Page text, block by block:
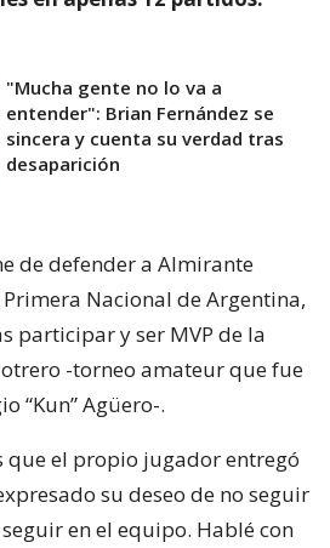
"Mucha gente no lo va a
entender": Brian Fernández se
sincera y cuenta su verdad tras
desaparición
de defender a Almirante
Nacional de Argentina,
participar y ser MVP de la
-torneo amateur que fue
“Kun” Agüero-.
que el propio jugador entregó
su deseo de no seguir
en el equipo. Hablé con